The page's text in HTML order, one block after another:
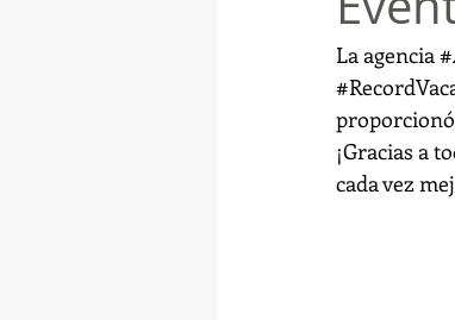
La agencia
¡Gracias a
cada vez